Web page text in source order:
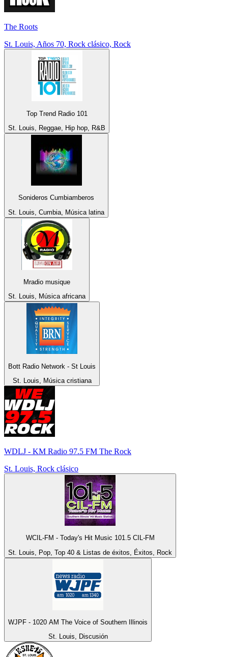
The Roots
St. Louis, Años 70, Rock clásico, Rock
Top Trend Radio 101
St. Louis, Reggae, Hip hop, R&B
Sonideros Cumbiamberos
St. Louis, Cumbia, Música latina
Mradio musique
St. Louis, Música africana
Bott Radio Network - St Louis
St. Louis, Música cristiana
WDLJ - KM Radio 97.5 FM The Rock
St. Louis, Rock clásico
WCIL-FM - Today's Hit Music 101.5 CIL-FM
St. Louis, Pop, Top 40 & Listas de éxitos, Éxitos, Rock
WJPF - 1020 AM The Voice of Southern Illinois
St. Louis, Discusión